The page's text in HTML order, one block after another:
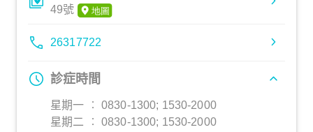
49號
26317722
診症時間
星期一 ︰ 0830-1300; 1530-2000
星期二 ︰ 0830-1300; 1530-2000